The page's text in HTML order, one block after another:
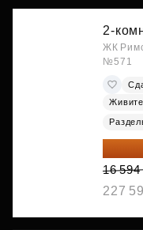
2-
ЖК
№571
13
16
227